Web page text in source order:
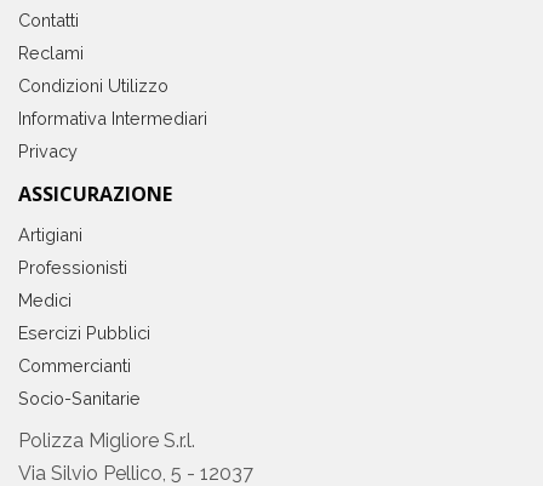
Contatti
Reclami
Condizioni Utilizzo
Informativa Intermediari
Privacy
ASSICURAZIONE
Artigiani
Professionisti
Medici
Esercizi Pubblici
Commercianti
Socio-Sanitarie
Polizza Migliore S.r.l.
Via Silvio Pellico, 5 - 12037